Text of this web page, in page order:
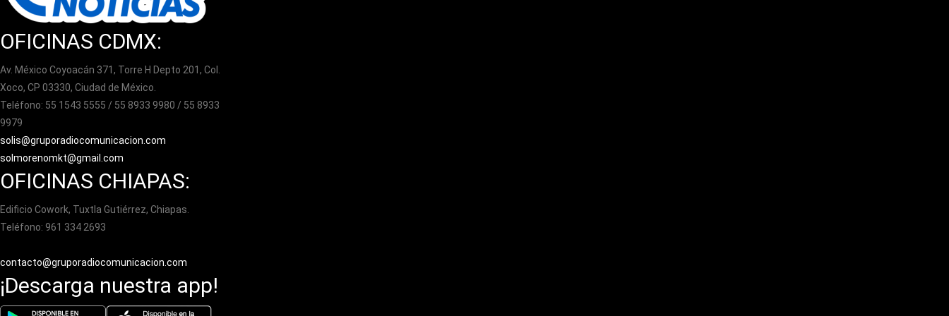
OFICINAS CDMX:
Av. México Coyoacán 371, Torre H Depto 201, Col.
Xoco, CP 03330, Ciudad de México.
Teléfono: 55 1543 5555 / 55 8933 9980 / 55 8933
9979
solis@gruporadiocomunicacion.com
solmorenomkt@gmail.com
OFICINAS CHIAPAS:
Edificio Cowork, Tuxtla Gutiérrez, Chiapas.
Teléfono: 961 334 2693
contacto@gruporadiocomunicacion.com
¡Descarga nuestra app!